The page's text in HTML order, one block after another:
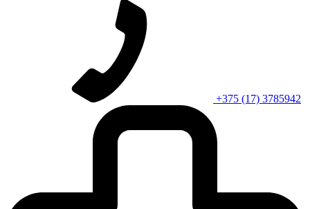
+375 (17) 3785942